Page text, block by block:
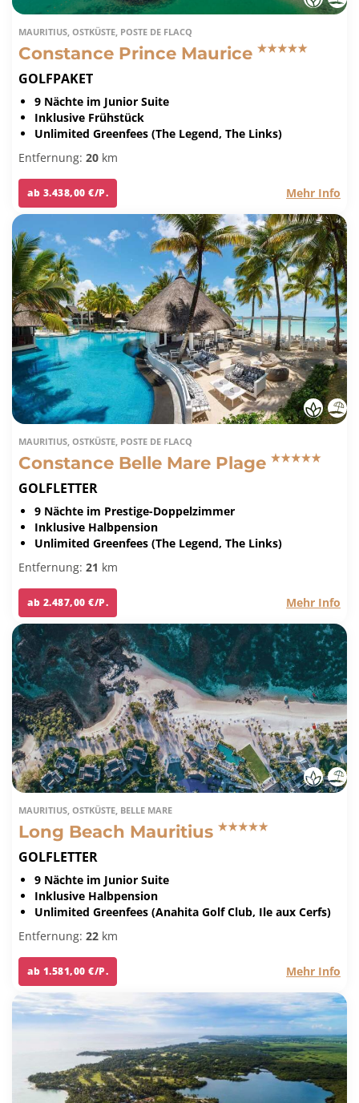
MAURITIUS, OSTKÜSTE, POSTE DE FLACQ
Constance Prince Maurice
GOLFPAKET
9 Nächte im Junior Suite
Inklusive Frühstück
Unlimited Greenfees (The Legend, The Links)
Entfernung: 20 km
ab 3.438,00 €/P. Mehr Info
MAURITIUS, OSTKÜSTE, POSTE DE FLACQ
Constance Belle Mare Plage
GOLFLETTER
9 Nächte im Prestige-Doppelzimmer
Inklusive Halbpension
Unlimited Greenfees (The Legend, The Links)
Entfernung: 21 km
ab 2.487,00 €/P. Mehr Info
MAURITIUS, OSTKÜSTE, BELLE MARE
Long Beach Mauritius
GOLFLETTER
9 Nächte im Junior Suite
Inklusive Halbpension
Unlimited Greenfees (Anahita Golf Club, Ile aux Cerfs)
Entfernung: 22 km
ab 1.581,00 €/P. Mehr Info